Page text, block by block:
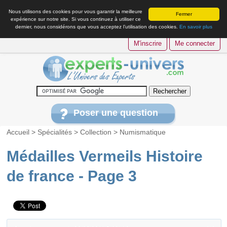
Fermer
Nous utilisons des cookies pour vous garantir la meilleure
expérience sur notre site. Si vous continuez à utiliser ce
dernier, nous considérons que vous acceptez l’utilisation des cookies. En savoir plus
M'inscrire Me connecter
Poser une question
Accueil > Spécialités >Collection > Numismatique
Médailles Vermeils Histoire
de france - Page 3